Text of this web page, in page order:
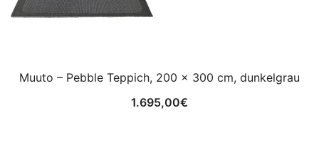
Muuto – Pebble Teppich, 200 x 300 cm, dunkelgrau
1.695,00€